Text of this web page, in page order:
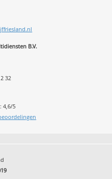
B.V.
32
4,6/5